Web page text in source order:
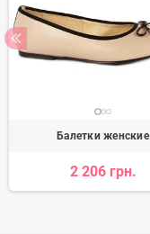
Балетки женские
2 206 грн.